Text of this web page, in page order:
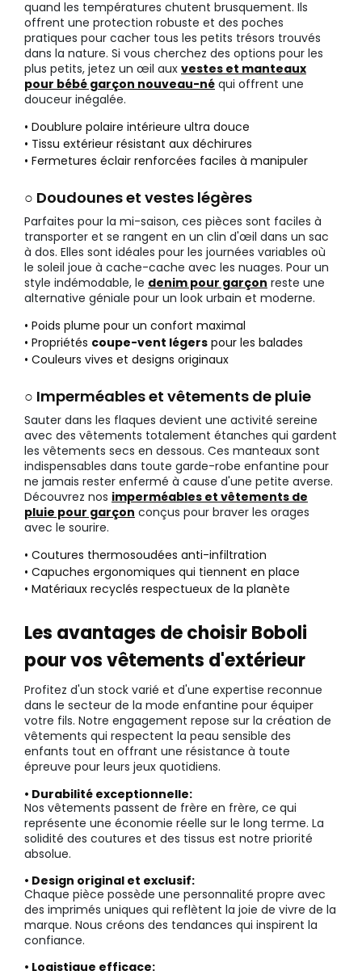
quand les températures chutent brusquement. Ils
offrent une protection robuste et des poches
pratiques pour cacher tous les petits trésors trouvés
dans la nature. Si vous cherchez des options pour les
plus petits, jetez un œil aux vestes et manteaux
pour bébé garçon nouveau-né qui offrent une
douceur inégalée.
• Doublure polaire intérieure ultra douce
• Tissu extérieur résistant aux déchirures
• Fermetures éclair renforcées faciles à manipuler
○ Doudounes et vestes légères
Parfaites pour la mi-saison, ces pièces sont faciles à
transporter et se rangent en un clin d'œil dans un sac
à dos. Elles sont idéales pour les journées variables où
le soleil joue à cache-cache avec les nuages. Pour un
style indémodable, le denim pour garçon reste une
alternative géniale pour un look urbain et moderne.
• Poids plume pour un confort maximal
• Propriétés coupe-vent légers pour les balades
• Couleurs vives et designs originaux
○ Imperméables et vêtements de pluie
Sauter dans les flaques devient une activité sereine
avec des vêtements totalement étanches qui gardent
les vêtements secs en dessous. Ces manteaux sont
indispensables dans toute garde-robe enfantine pour
ne jamais rester enfermé à cause d'une petite averse.
Découvrez nos imperméables et vêtements de
pluie pour garçon conçus pour braver les orages
avec le sourire.
• Coutures thermosoudées anti-infiltration
• Capuches ergonomiques qui tiennent en place
• Matériaux recyclés respectueux de la planète
Les avantages de choisir Boboli
pour vos vêtements d'extérieur
Profitez d'un stock varié et d'une expertise reconnue
dans le secteur de la mode enfantine pour équiper
votre fils. Notre engagement repose sur la création de
vêtements qui respectent la peau sensible des
enfants tout en offrant une résistance à toute
épreuve pour leurs jeux quotidiens.
• Durabilité exceptionnelle:
Nos vêtements passent de frère en frère, ce qui
représente une économie réelle sur le long terme. La
solidité des coutures et des tissus est notre priorité
absolue.
• Design original et exclusif:
Chaque pièce possède une personnalité propre avec
des imprimés uniques qui reflètent la joie de vivre de la
marque. Nous créons des tendances qui inspirent la
confiance.
• Logistique efficace: